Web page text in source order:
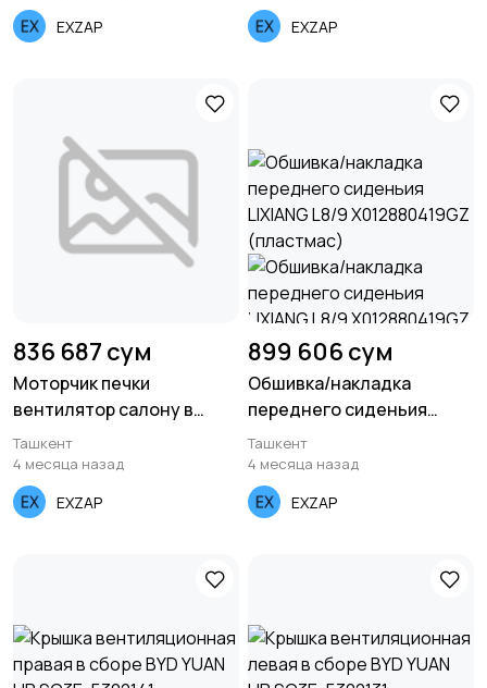
EXZAP EXZAP
836 687 сум
Моторчик печки
вентилятор салону в
сборе REACH DAF XF FA
1.16.12085
Ташкент
4 месяца назад
EXZAP
899 606 сум
Обшивка/накладка
переднего сиденьия
LIXIANG L8/9
X012880419GZ (пластмас)
Ташкент
4 месяца назад
EXZAP